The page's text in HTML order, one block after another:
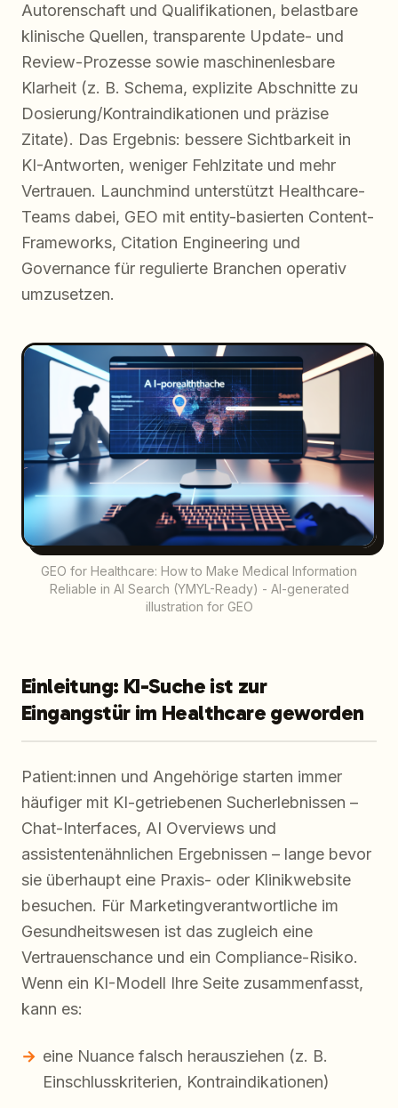
Autorenschaft und Qualifikationen, belastbare
klinische Quellen, transparente Update- und
Review-Prozesse sowie maschinenlesbare
Klarheit (z. B. Schema, explizite Abschnitte zu
Dosierung/Kontraindikationen und präzise
Zitate). Das Ergebnis: bessere Sichtbarkeit in
KI-Antworten, weniger Fehlzitate und mehr
Vertrauen. Launchmind unterstützt Healthcare-
Teams dabei, GEO mit entity-basierten Content-
Frameworks, Citation Engineering und
Governance für regulierte Branchen operativ
umzusetzen.
GEO for Healthcare: How to Make Medical Information
Reliable in AI Search (YMYL-Ready) - AI-generated
illustration for GEO
Einleitung: KI-Suche ist zur
Eingangstür im Healthcare geworden
Patient:innen und Angehörige starten immer
häufiger mit KI-getriebenen Sucherlebnissen –
Chat-Interfaces, AI Overviews und
assistentenähnlichen Ergebnissen – lange bevor
sie überhaupt eine Praxis- oder Klinikwebsite
besuchen. Für Marketingverantwortliche im
Gesundheitswesen ist das zugleich eine
Vertrauenschance und ein Compliance-Risiko.
Wenn ein KI-Modell Ihre Seite zusammenfasst,
kann es:
eine Nuance falsch herausziehen (z. B.
Einschlusskriterien, Kontraindikationen)